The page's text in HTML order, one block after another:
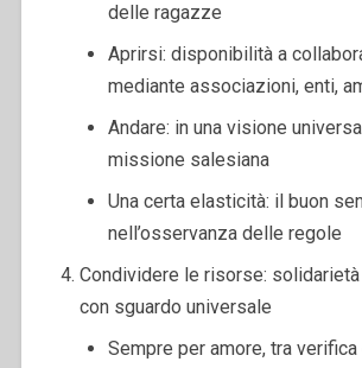
delle ragazze
Aprirsi: disponibilità a
mediante associazioni, enti,
Andare: in una visione
missione salesiana
Una certa elasticità: il buon
nell’osservanza delle regole
Condividere le risorse:
con sguardo universale
Sempre per amore, tra verifica